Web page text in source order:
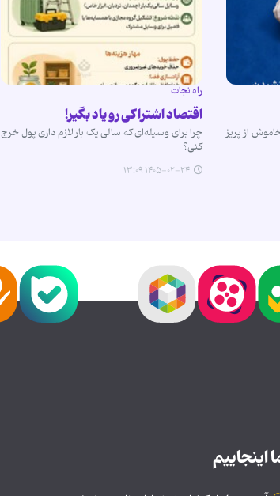
از پریز
راه نجات
اقتصاد اشتراکی رو یاد بگیر!
چرا برای وسیله‌ای که سالی یک بار لازم داری پول خرج
کنی؟
۱۴۰۵-۰۲-۲۴ ۱۳:۰۹
اینجاییم